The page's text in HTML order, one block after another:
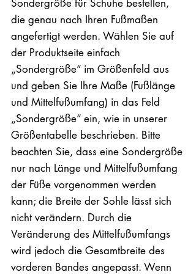
Sondergröße für Schuhe bestellen,
die genau nach Ihren Fußmaßen
angefertigt werden. Wählen Sie auf
der Produktseite einfach
„Sondergröße“ im Größenfeld aus
und geben Sie Ihre Maße (Fußlänge
und Mittelfußumfang) in das Feld
„Sondergröße“ ein, wie in unserer
Größentabelle beschrieben. Bitte
beachten Sie, dass eine Sondergröße
nur nach Länge und Mittelfußumfang
der Füße vorgenommen werden
kann; die Breite der Sohle lässt sich
nicht verändern. Durch die
Veränderung des Mittelfußumfangs
wird jedoch die Gesamtbreite des
vorderen Bandes angepasst. Wenn